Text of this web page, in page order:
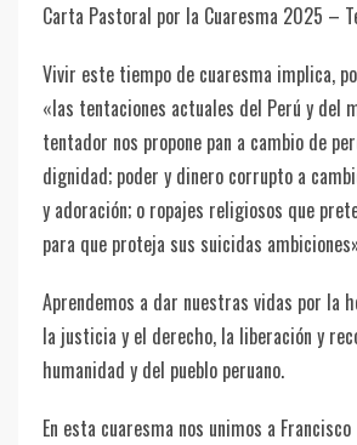
Carta Pastoral por la Cuaresma 2025 –
Vivir este tiempo de cuaresma implica,
«las tentaciones actuales del Perú y del
tentador nos propone pan a cambio de
dignidad; poder y dinero corrupto a
y adoración; o ropajes religiosos que
para que proteja sus suicidas
Aprendemos a dar nuestras vidas por la
la justicia y el derecho, la liberación y
humanidad y del pueblo peruano.
En esta cuaresma nos unimos a Francisco